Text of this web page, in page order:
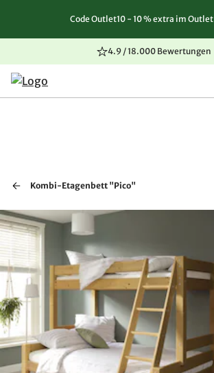
Zum Inhalt springen
Zur Navigation springen
Zum Seitenende springen
Code Outlet10 - 10 % extra im Outlet
4.9 / 18.000 Bewertungen
Kombi-Etagenbett "Pico"